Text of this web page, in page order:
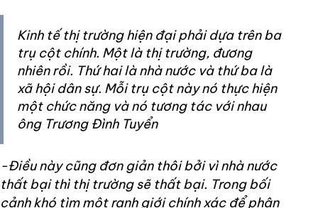
Kinh tế thị trường hiện đại phải dựa trên ba
trụ cột chính. Một là thị trường, đương
nhiên rồi. Thứ hai là nhà nước và thứ ba là
xã hội dân sự. Mỗi trụ cột này nó thực hiện
một chức năng và nó tương tác với nhau
ông Trương Đình Tuyển
-Điều này cũng đơn giản thôi bởi vì nhà nước
thất bại thì thị trường sẽ thất bại. Trong bối
cảnh khó tìm một ranh giới chính xác để phân